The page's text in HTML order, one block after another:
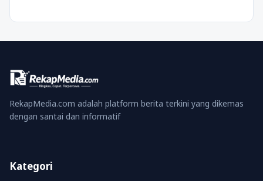
RekapMedia.com adalah platform berita terkini yang dikemas
dengan santai dan informatif
Kategori